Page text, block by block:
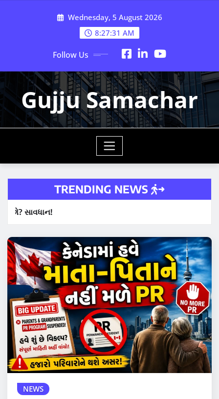
Wednesday, 5 August 2026
8:27:32 AM
Follow Us
Gujju Samachar
TRENDING NEWS
NEWS